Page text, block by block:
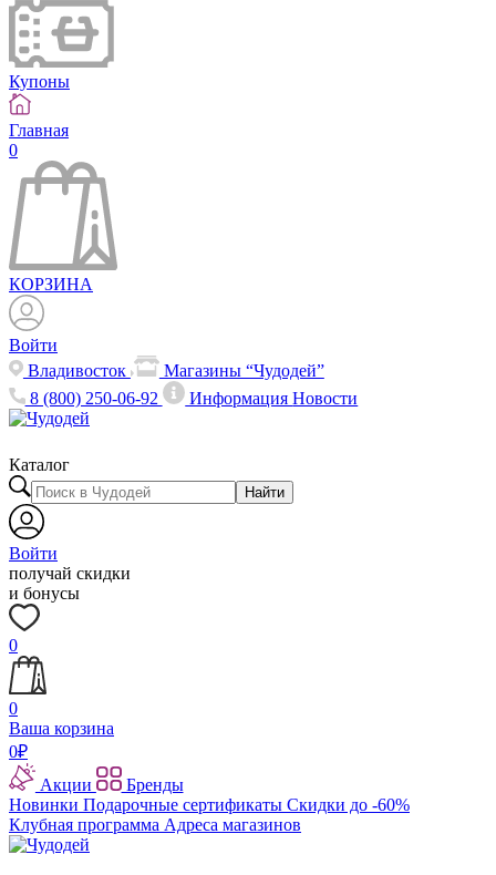
Купоны
Главная
0
КОРЗИНА
Войти
Владивосток
Магазины “Чудодей”
8 (800) 250-06-92
ИнформацияНовости
Каталог
Найти
Войти
получай скидки
и бонусы
0
0
Ваша корзина
0₽
Акции
Бренды
Новинки Подарочные сертификаты Скидки до -60%
Клубная программа Адреса магазинов